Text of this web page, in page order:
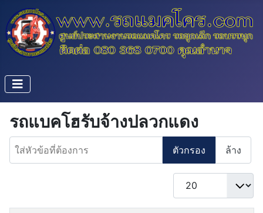
รถแบคโฮรับจ้างปลวกแดง
ใส่หัวข้อที่ต้องการ
ตัวกรอง ล้าง
แสดง #